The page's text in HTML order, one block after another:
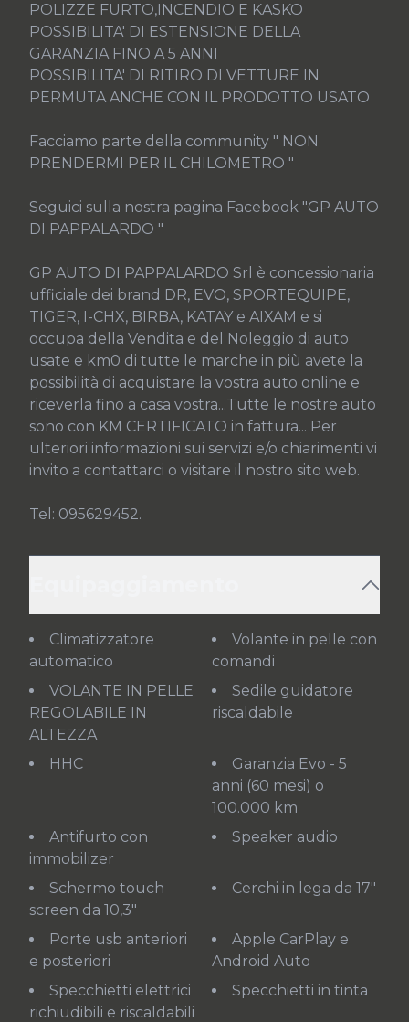
POLIZZE FURTO,INCENDIO E KASKO
POSSIBILITA' DI ESTENSIONE DELLA
GARANZIA FINO A 5 ANNI
POSSIBILITA' DI RITIRO DI VETTURE IN
PERMUTA ANCHE CON IL PRODOTTO USATO
Facciamo parte della community " NON
PRENDERMI PER IL CHILOMETRO "
Seguici sulla nostra pagina Facebook "GP AUTO
DI PAPPALARDO "
GP AUTO DI PAPPALARDO Srl è concessionaria
ufficiale dei brand DR, EVO, SPORTEQUIPE,
TIGER, I-CHX, BIRBA, KATAY e AIXAM e si
occupa della Vendita e del Noleggio di auto
usate e km0 di tutte le marche in più avete la
possibilità di acquistare la vostra auto online e
riceverla fino a casa vostra...Tutte le nostre auto
sono con KM CERTIFICATO in fattura... Per
ulteriori informazioni sui servizi e/o chiarimenti vi
invito a contattarci o visitare il nostro sito web.
Tel: 095629452.
Climatizzatore
automatico
Volante in pelle con
comandi
VOLANTE IN PELLE
REGOLABILE IN
ALTEZZA
Sedile guidatore
riscaldabile
HHC
Garanzia Evo - 5
anni (60 mesi) o
100.000 km
Antifurto con
immobilizer
Speaker audio
Schermo touch
screen da 10,3"
Cerchi in lega da 17"
Porte usb anteriori
e posteriori
Apple CarPlay e
Android Auto
Specchietti elettrici
richiudibili e riscaldabili
Specchietti in tinta